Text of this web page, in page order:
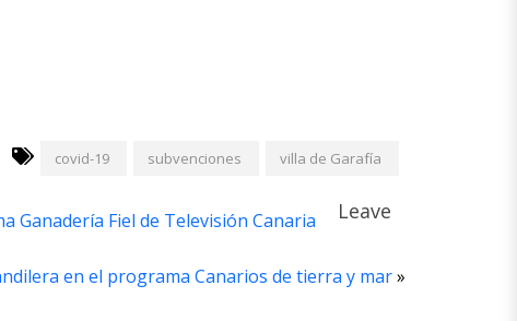
covid-19 subvenciones villa de Garafía
Ganadería Fiel de Televisión Canaria
en el programa Canarios de tierra y mar»
Leave